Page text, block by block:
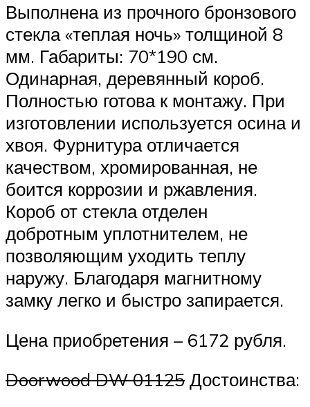
Выполнена из прочного бронзового
стекла «теплая ночь» толщиной 8
мм. Габариты: 70*190 см.
Одинарная, деревянный короб.
Полностью готова к монтажу. При
изготовлении используется осина и
хвоя. Фурнитура отличается
качеством, хромированная, не
боится коррозии и ржавления.
Короб от стекла отделен
добротным уплотнителем, не
позволяющим уходить теплу
наружу. Благодаря магнитному
замку легко и быстро запирается.
Цена приобретения – 6172 рубля.
Doorwood DW 01125 Достоинства: